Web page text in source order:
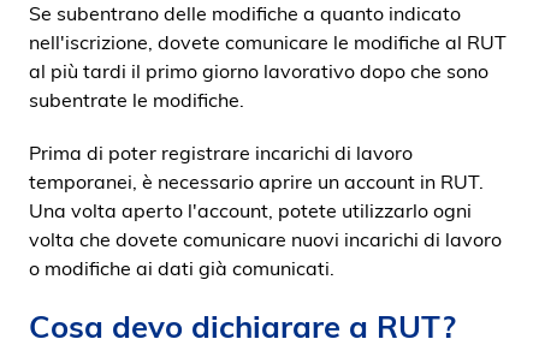
Se subentrano delle modifiche a quanto indicato
nell'iscrizione, dovete comunicare le modifiche al RUT
al più tardi il primo giorno lavorativo dopo che sono
subentrate le modifiche.
Prima di poter registrare incarichi di lavoro
temporanei, è necessario aprire un account in RUT.
Una volta aperto l'account, potete utilizzarlo ogni
volta che dovete comunicare nuovi incarichi di lavoro
o modifiche ai dati già comunicati.
Cosa devo dichiarare a RUT?